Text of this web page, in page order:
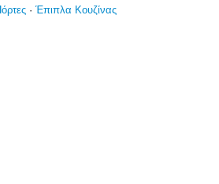
· Έπιπλα Κουζίνας